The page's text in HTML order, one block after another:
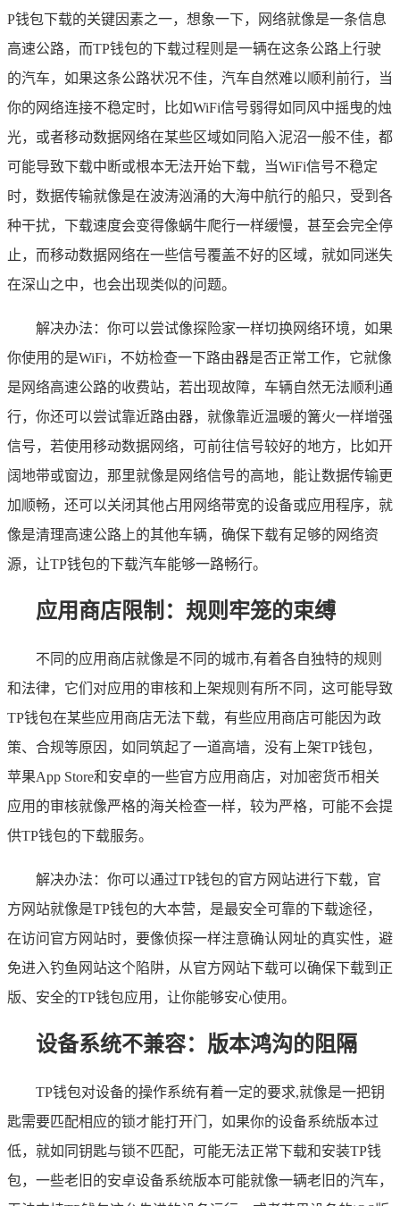
P钱包下载的关键因素之一，想象一下，网络就像是一条信息
高速公路，而TP钱包的下载过程则是一辆在这条公路上行驶
的汽车，如果这条公路状况不佳，汽车自然难以顺利前行，当
你的网络连接不稳定时，比如WiFi信号弱得如同风中摇曳的烛
光，或者移动数据网络在某些区域如同陷入泥沼一般不佳，都
可能导致下载中断或根本无法开始下载，当WiFi信号不稳定
时，数据传输就像是在波涛汹涌的大海中航行的船只，受到各
种干扰，下载速度会变得像蜗牛爬行一样缓慢，甚至会完全停
止，而移动数据网络在一些信号覆盖不好的区域，就如同迷失
在深山之中，也会出现类似的问题。
解决办法：你可以尝试像探险家一样切换网络环境，如果
你使用的是WiFi，不妨检查一下路由器是否正常工作，它就像
是网络高速公路的收费站，若出现故障，车辆自然无法顺利通
行，你还可以尝试靠近路由器，就像靠近温暖的篝火一样增强
信号，若使用移动数据网络，可前往信号较好的地方，比如开
阔地带或窗边，那里就像是网络信号的高地，能让数据传输更
加顺畅，还可以关闭其他占用网络带宽的设备或应用程序，就
像是清理高速公路上的其他车辆，确保下载有足够的网络资
源，让TP钱包的下载汽车能够一路畅行。
应用商店限制：规则牢笼的束缚
不同的应用商店就像是不同的城市,有着各自独特的规则
和法律，它们对应用的审核和上架规则有所不同，这可能导致
TP钱包在某些应用商店无法下载，有些应用商店可能因为政
策、合规等原因，如同筑起了一道高墙，没有上架TP钱包，
苹果App Store和安卓的一些官方应用商店，对加密货币相关
应用的审核就像严格的海关检查一样，较为严格，可能不会提
供TP钱包的下载服务。
解决办法：你可以通过TP钱包的官方网站进行下载，官
方网站就像是TP钱包的大本营，是最安全可靠的下载途径，
在访问官方网站时，要像侦探一样注意确认网址的真实性，避
免进入钓鱼网站这个陷阱，从官方网站下载可以确保下载到正
版、安全的TP钱包应用，让你能够安心使用。
设备系统不兼容：版本鸿沟的阻隔
TP钱包对设备的操作系统有着一定的要求,就像是一把钥
匙需要匹配相应的锁才能打开门，如果你的设备系统版本过
低，就如同钥匙与锁不匹配，可能无法正常下载和安装TP钱
包，一些老旧的安卓设备系统版本可能就像一辆老旧的汽车，